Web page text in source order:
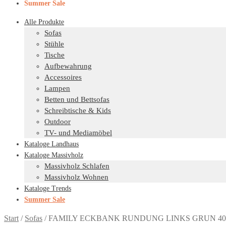
Summer Sale
Alle Produkte
Sofas
Stühle
Tische
Aufbewahrung
Accessoires
Lampen
Betten und Bettsofas
Schreibtische & Kids
Outdoor
TV- und Mediamöbel
Kataloge Landhaus
Kataloge Massivholz
Massivholz Schlafen
Massivholz Wohnen
Kataloge Trends
Summer Sale
Start / Sofas /FAMILY ECKBANK RUNDUNG LINKS GRUN